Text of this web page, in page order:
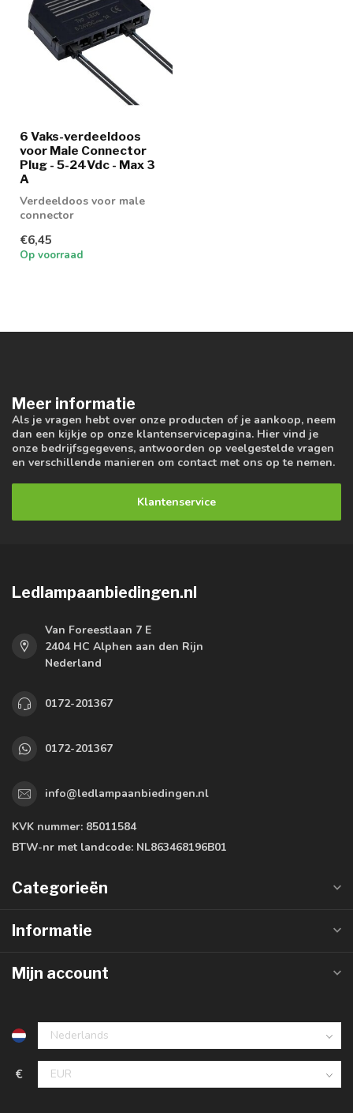
6 Vaks-verdeeldoos
voor Male Connector
Plug - 5-24Vdc - Max 3
A
Verdeeldoos voor male
connector
€6,45
Op voorraad
Meer informatie
Als je vragen hebt over onze producten of je aankoop, neem
dan een kijkje op onze klantenservicepagina. Hier vind je
onze bedrijfsgegevens, antwoorden op veelgestelde vragen
en verschillende manieren om contact met ons op te nemen.
Klantenservice
Ledlampaanbiedingen.nl
Van Foreestlaan 7 E
2404 HC Alphen aan den Rijn
Nederland
0172-201367
0172-201367
info@ledlampaanbiedingen.nl
KVK nummer: 85011584
BTW-nr met landcode: NL863468196B01
Categorieën
Informatie
Mijn account
€